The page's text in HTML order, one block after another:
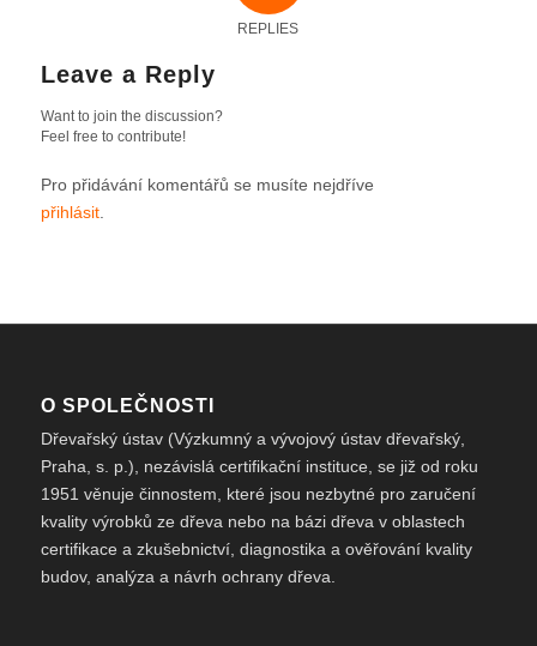
REPLIES
Leave a Reply
Want to join the discussion?
Feel free to contribute!
Pro přidávání komentářů se musíte nejdříve
přihlásit.
O SPOLEČNOSTI
Dřevařský ústav (Výzkumný a vývojový ústav dřevařský,
Praha, s. p.), nezávislá certifikační instituce, se již od roku
1951 věnuje činnostem, které jsou nezbytné pro zaručení
kvality výrobků ze dřeva nebo na bázi dřeva v oblastech
certifikace a zkušebnictví, diagnostika a ověřování kvality
budov, analýza a návrh ochrany dřeva.